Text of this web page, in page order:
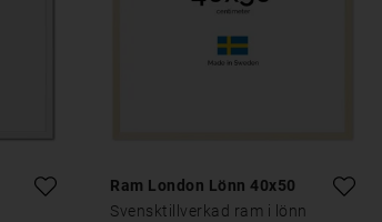
Ram London Lönn 40x50
Svensktillverkad ram i lönn